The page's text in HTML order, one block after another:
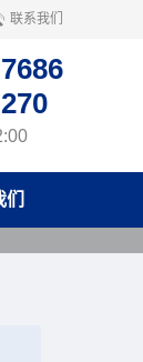
联系我们